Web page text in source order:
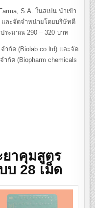
S.A. ในสเปน นำเข้า
และจัดจำหน่ายโดยบริษัทดี
ระมาณ 290 – 320 บาท
ำกัด (Biolab co.ltd) และจัด
กัด (Biopharm chemicals
ยาคุมสูตร
บ 28 เม็ด